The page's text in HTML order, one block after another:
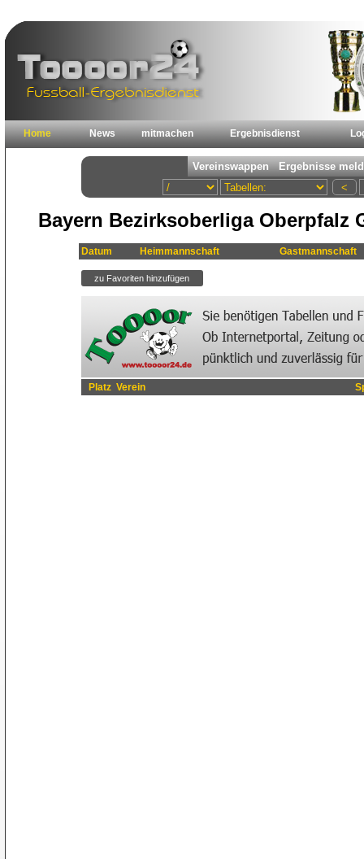
Home News mitmachen Ergebnisdienst
Bayern Bezirksoberliga Oberpfalz
Datum Heimmannschaft Gastmannschaft
Platz Verein